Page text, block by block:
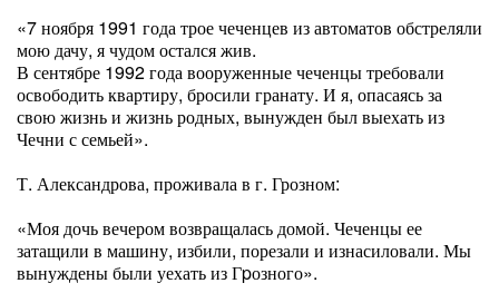
«7 ноября 1991 года трое чеченцев из автоматов обстреляли
мою дачу, я чудом остался жив.
В сентябре 1992 года вооруженные чеченцы требовали
освободить квартиру, бросили гранату. И я, опасаясь за
свою жизнь и жизнь родных, вынужден был выехать из
Чечни с семьей».
Т. Александрова, проживала в г. Грозном:
«Моя дочь вечером возвращалась домой. Чеченцы ее
затащили в машину, избили, порезали и изнасиловали. Мы
вынуждены были уехать из Гpозного».